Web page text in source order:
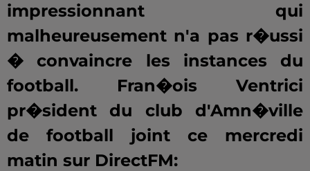
impressionnant qui
malheureusement n'a pas r�ussi
� convaincre les instances du
football. Fran�ois Ventrici
pr�sident du club d'Amn�ville
de football joint ce mercredi
matin sur DirectFM: